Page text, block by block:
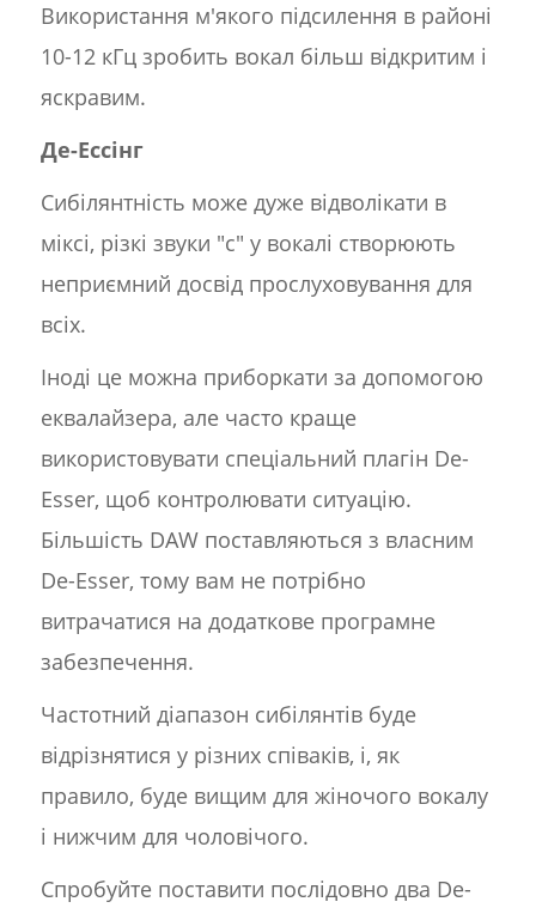
Використання м'якого підсилення в районі
10-12 кГц зробить вокал більш відкритим і
яскравим.
Де-Ессінг
Сибілянтність може дуже відволікати в
міксі, різкі звуки "с" у вокалі створюють
неприємний досвід прослуховування для
всіх.
Іноді це можна приборкати за допомогою
еквалайзера, але часто краще
використовувати спеціальний плагін De-
Esser, щоб контролювати ситуацію.
Більшість DAW поставляються з власним
De-Esser, тому вам не потрібно
витрачатися на додаткове програмне
забезпечення.
Частотний діапазон сибілянтів буде
відрізнятися у різних співаків, і, як
правило, буде вищим для жіночого вокалу
і нижчим для чоловічого.
Спробуйте поставити послідовно два De-